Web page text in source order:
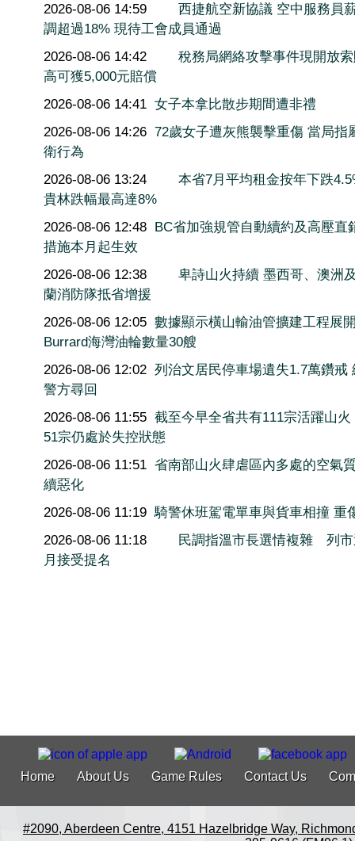
2026-08-06 14:59
西捷航空新協議 空中服務員
調超過18% 現待工會成員通過
2026-08-06 14:42
稅務局網絡攻擊事件現開放
高可獲5,000元賠償
2026-08-06 14:41 女子本拿比散步期間遭非禮
2026-08-06 14:26 72歲女子遭灰熊襲擊重傷 當局指
衛行為
2026-08-06 13:24
本省7月平均租金按年下跌
貴林跌幅最高達8%
2026-08-06 12:48 BC省加強規管自動續約及高壓直
措施本月起生效
2026-08-06 12:38
卑詩山火持續 墨西哥、澳洲
蘭消防隊抵省增援
2026-08-06 12:05 數據顯示橫山輸油管擴建工程展
Burrard海灣油輪數量30艘
2026-08-06 12:02 列治文居民停車場遺失1.7萬鑽戒
警方尋回
2026-08-06 11:55 截至今早全省共有111宗活躍山火
51宗仍處於失控狀態
2026-08-06 11:51 省南部山火肆虐區內多處的空氣
續惡化
2026-08-06 11:19 騎警休班駕電單車與貨車相撞 重
2026-08-06 11:18
民調指溫市長選情複雜 列
月接受提名
Home About Us Game Rules Contact Us
#2090, Aberdeen Centre, 4151 Hazelbridge Way,